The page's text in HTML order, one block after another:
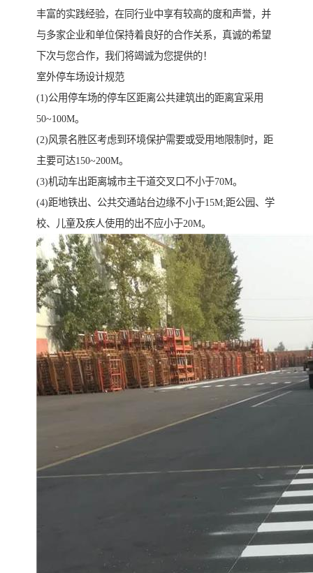
丰富的实践经验，在同行业中享有较高的度和声誉，并
与多家企业和单位保持着良好的合作关系，真诚的希望
下次与您合作，我们将竭诚为您提供的！
室外停车场设计规范
(1)公用停车场的停车区距离公共建筑出的距离宜采用
50~100M。
(2)风景名胜区考虑到环境保护需要或受用地限制时，距
主要可达150~200M。
(3)机动车出距离城市主干道交叉口不小于70M。
(4)距地铁出、公共交通站台边缘不小于15M;距公园、学
校、儿童及疾人使用的出不应小于20M。